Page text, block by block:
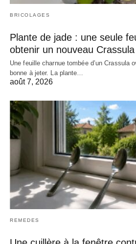
BRICOLAGES
Plante de jade : une seule
obtenir un nouveau Crassula
Une feuille charnue tombée d’un Crassula
bonne à jeter. La plante…
août 7, 2026
REMEDES